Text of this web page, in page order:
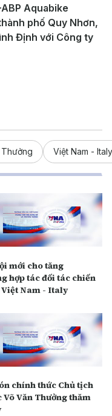
Aquabike
phố Quy Nhơn,
Định với Công ty
Việt Nam - Italy
mới cho tăng
hợp tác đối tác chiến
Nam - Italy
chính thức Chủ tịch
Võ Văn Thưởng thăm